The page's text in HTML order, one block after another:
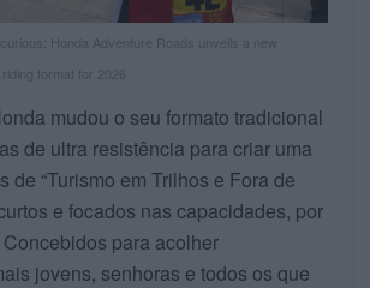
Honda Adventure Roads unveils a new
format for 2026
mudou o seu formato tradicional
de ultra resistência para criar uma
de “Turismo em Trilhos e Fora de
e focados nas capacidades, por
para acolher
jovens, senhoras e todos os que